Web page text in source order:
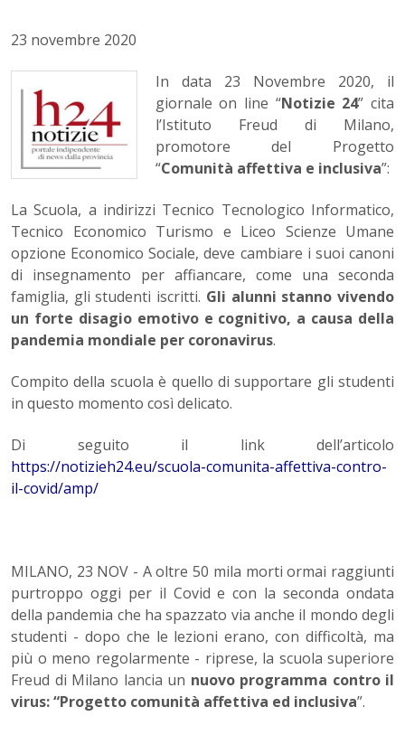
23 novembre 2020
In data 23 Novembre 2020, il
giornale on line “Notizie 24” cita
l’Istituto Freud di Milano,
promotore del Progetto
“Comunità affettiva e inclusiva”:
La Scuola, a indirizzi Tecnico Tecnologico Informatico,
Tecnico Economico Turismo e Liceo Scienze Umane
opzione Economico Sociale, deve cambiare i suoi canoni
di insegnamento per affiancare, come una seconda
famiglia, gli studenti iscritti. Gli alunni stanno vivendo
un forte disagio emotivo e cognitivo, a causa della
pandemia mondiale per coronavirus.
Compito della scuola è quello di supportare gli studenti
in questo momento così delicato.
Di seguito il link dell’articolo
https://notizieh24.eu/scuola-comunita-affettiva-contro-
il-covid/amp/
MILANO, 23 NOV - A oltre 50 mila morti ormai raggiunti
purtroppo oggi per il Covid e con la seconda ondata
della pandemia che ha spazzato via anche il mondo degli
studenti - dopo che le lezioni erano, con difficoltà, ma
più o meno regolarmente - riprese, la scuola superiore
Freud di Milano lancia un nuovo programma contro il
virus: “Progetto comunità affettiva ed inclusiva”.